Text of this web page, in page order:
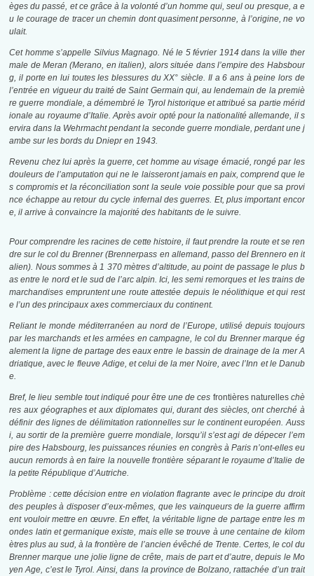
èges du passé, et ce grâce à la volonté d’un homme qui, seul ou presque, a e
u le courage de tracer un chemin dont quasiment personne, à l’origine, ne vo
ulait.
Cet homme s’appelle Silvius Magnago. Né le 5 février 1914 dans la ville ther
male de Meran (Merano, en italien), alors située dans l’empire des Habsbour
g, il porte en lui toutes les blessures du XX° siècle. Il a 6 ans à peine lors de
l’entrée en vigueur du traité de Saint Germain qui, au lendemain de la premiè
re guerre mondiale, a démembré le Tyrol historique et attribué sa partie mérid
ionale au royaume d’Italie. Après avoir opté pour la nationalité allemande, il s
ervira dans la Wehrmacht pendant la seconde guerre mondiale, perdant une j
ambe sur les bords du Dniepr en 1943.
Revenu chez lui après la guerre, cet homme au visage émacié, rongé par les
douleurs de l’amputation qui ne le laisseront jamais en paix, comprend que le
s compromis et la réconciliation sont la seule voie possible pour que sa provi
nce échappe au retour du cycle infernal des guerres. Et, plus important encor
e, il arrive à convaincre la majorité des habitants de le suivre.
Pour comprendre les racines de cette histoire, il faut prendre la route et se ren
dre sur le col du Brenner (Brennerpass en allemand, passo del Brennero en it
alien). Nous sommes à 1 370 mètres d’altitude, au point de passage le plus b
as entre le nord et le sud de l’arc alpin. Ici, les semi remorques et les trains de
marchandises empruntent une route attestée depuis le néolithique et qui rest
e l’un des principaux axes commerciaux du continent.
Reliant le monde méditerranéen au nord de l’Europe, utilisé depuis toujours
par les marchands et les armées en campagne, le col du Brenner marque ég
alement la ligne de partage des eaux entre le bassin de drainage de la mer A
driatique, avec le fleuve Adige, et celui de la mer Noire, avec l’Inn et le Danub
e.
Bref, le lieu semble tout indiqué pour être une de ces frontières naturelleschè
res aux géographes et aux diplomates qui, durant des siècles, ont cherché à
définir des lignes de délimitation rationnelles sur le continent européen. Auss
i, au sortir de la première guerre mondiale, lorsqu’il s’est agi de dépecer l’em
pire des Habsbourg, les puissances réunies en congrès à Paris n’ont-elles eu
aucun remords à en faire la nouvelle frontière séparant le royaume d’Italie de
la petite République d’Autriche.
Problème : cette décision entre en violation flagrante avec le principe du droit
des peuples à disposer d’eux-mêmes, que les vainqueurs de la guerre affirm
ent vouloir mettre en œuvre. En effet, la véritable ligne de partage entre les m
ondes latin et germanique existe, mais elle se trouve à une centaine de kilom
ètres plus au sud, à la frontière de l’ancien évêché de Trente. Certes, le col du
Brenner marque une jolie ligne de crête, mais de part et d’autre, depuis le Mo
yen Age, c’est le Tyrol. Ainsi, dans la province de Bolzano, rattachée d’un trait